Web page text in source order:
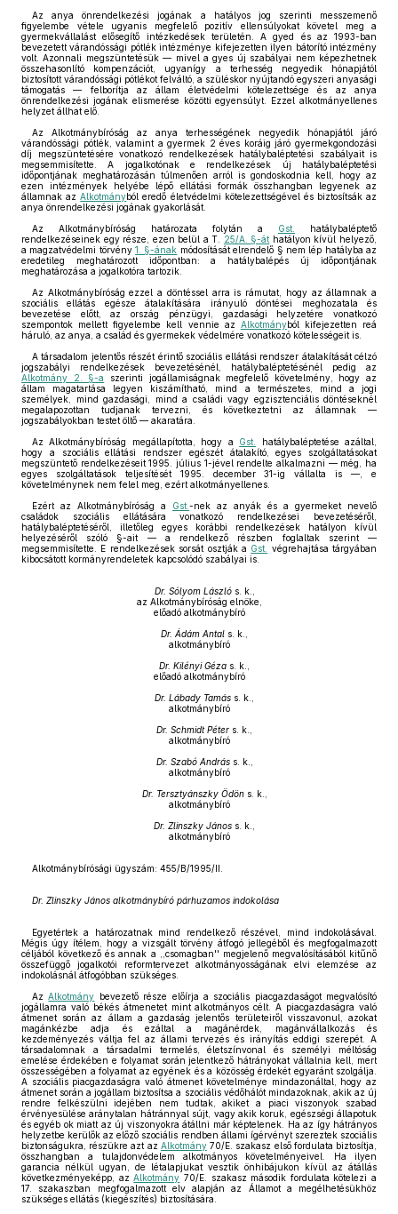
Az anya önrendelkezési jogának a hatályos jog szerinti messzemenő
figyelembe vétele ugyanis megfelelő pozitív ellensúlyokat követel meg a
gyermekvállalást elősegítő intézkedések területén. A gyed és az 1993-ban
bevezetett várandóssági pótlék intézménye kifejezetten ilyen bátorító intézmény
volt. Azonnali megszüntetésük — mivel a gyes új szabályai nem képezhetnek
összehasonlító kompenzációt, ugyanígy a terhesség negyedik hónapjától
biztosított várandóssági pótlékot felváltó, a szüléskor nyújtandó egyszeri anyasági
támogatás — felborítja az állam életvédelmi kötelezettsége és az anya
önrendelkezési jogának elismerése közötti egyensúlyt. Ezzel alkotmányellenes
helyzet állhat elő.
Az Alkotmánybíróság az anya terhességének negyedik hónapjától járó
várandóssági pótlék, valamint a gyermek 2 éves koráig járó gyermekgondozási
díj megszüntetésére vonatkozó rendelkezések hatálybaléptetési szabályait is
megsemmisítette. A jogalkotónak e rendelkezések új hatálybaléptetési
időpontjának meghatározásán túlmenően arról is gondoskodnia kell, hogy az
ezen intézmények helyébe lépő ellátási formák összhangban legyenek az
államnak azAlkotmányból eredő életvédelmi kötelezettségével és biztosítsák az
anya önrendelkezési jogának gyakorlását.
Az Alkotmánybíróság határozata folytán a Gst.
hatálybaléptető
rendelkezéseinek egy része, ezen belül a T. 25/A. §-át hatályon kívül helyező,
a magzatvédelmi törvény1. §-ának módosítását elrendelő § nem lép hatályba az
eredetileg meghatározott időpontban: a hatálybalépés új időpontjának
meghatározása a jogalkotóra tartozik.
Az Alkotmánybíróság ezzel a döntéssel arra is rámutat, hogy az államnak a
szociális ellátás egésze átalakítására irányuló döntései meghozatala és
bevezetése előtt, az ország pénzügyi, gazdasági helyzetére vonatkozó
szempontok mellett figyelembe kell vennie az Alkotmányból kifejezetten reá
háruló, az anya, a család és gyermekek védelmére vonatkozó kötelességeit is.
A társadalom jelentős részét érintő szociális ellátási rendszer átalakítását célzó
jogszabályi rendelkezések bevezetésénél, hatálybaléptetésénél pedig az
Alkotmány 2. §-a
szerinti jogállamiságnak megfelelő követelmény, hogy az
állam magatartása legyen kiszámítható, mind a természetes, mind a jogi
személyek, mind gazdasági, mind a családi vagy egzisztenciális döntéseknél
megalapozottan tudjanak tervezni, és következtetni az államnak —
jogszabályokban testet öltő — akaratára.
Az Alkotmánybíróság megállapította, hogy a Gst.
hatálybaléptetése azáltal,
hogy a szociális ellátási rendszer egészét átalakító, egyes szolgáltatásokat
megszüntető rendelkezéseit 1995. július 1-jével rendelte alkalmazni — még, ha
egyes szolgáltatások teljesítését 1995. december 31-ig vállalta is —, e
követelménynek nem felel meg, ezért alkotmányellenes.
Ezért az Alkotmánybíróság a Gst. -nek az anyák és a gyermeket nevelő
családok szociális ellátására vonatkozó rendelkezései bevezetéséről,
hatálybaléptetéséről, illetőleg egyes korábbi rendelkezések hatályon kívül
helyezéséről szóló §-ait — a rendelkező részben foglaltak szerint —
megsemmisítette. E rendelkezések sorsát osztják a Gst.
végrehajtása tárgyában
kibocsátott kormányrendeletek kapcsolódó szabályai is.
Dr. Sólyom Lászlós. k.,
az Alkotmánybíróság elnöke,
előadó alkotmánybíró
Dr. Ádám Antal s. k.,
alkotmánybíró
Dr. Kilényi Géza s. k.,
előadó alkotmánybíró
Dr. Lábady Tamás s. k.,
alkotmánybíró
Dr. Schmidt Péter s. k.,
alkotmánybíró
Dr. Szabó Andráss. k.,
alkotmánybíró
Dr. Tersztyánszky Ödöns. k.,
alkotmánybíró
Dr. Zlinszky János s. k.,
alkotmánybíró
Alkotmánybírósági ügyszám: 455/B/1995/II.
Dr. Zlinszky János alkotmánybíró párhuzamos indokolása
Egyetértek a határozatnak mind rendelkező részével, mind indokolásával.
Mégis úgy ítélem, hogy a vizsgált törvény átfogó jellegéből és megfogalmazott
céljából következő és annak a ,,csomagban'' megjelenő megvalósításából kitűnő
összefüggő jogalkotói reformtervezet alkotmányosságának elvi elemzése az
indokolásnál átfogóbban szükséges.
AzAlkotmány bevezető része előírja a szociális piacgazdaságot megvalósító
jogállamra való békés átmenetet mint alkotmányos célt. A piacgazdaságra való
átmenet során az állam a gazdaság jelentős területeiről visszavonul, azokat
magánkézbe adja és ezáltal a magánérdek, magánvállalkozás és
kezdeményezés váltja fel az állami tervezés és irányítás eddigi szerepét. A
társadalomnak a társadalmi termelés, életszínvonal és személyi méltóság
emelése érdekében e folyamat során jelentkező hátrányokat vállalnia kell, mert
összességében a folyamat az egyének és a közösség érdekét egyaránt szolgálja.
A szociális piacgazdaságra való átmenet követelménye mindazonáltal, hogy az
átmenet során a jogállam biztosítsa a szociális védőhálót mindazoknak, akik az új
rendre felkészülni idejében nem tudtak, akiket a piaci viszonyok szabad
érvényesülése aránytalan hátránnyal sújt, vagy akik koruk, egészségi állapotuk
és egyéb ok miatt az új viszonyokra átállni már képtelenek. Ha az így hátrányos
helyzetbe kerülők az előző szociális rendben állami ígérvényt szereztek szociális
biztonságukra, részükre azt az Alkotmány70/E. szakasz első fordulata biztosítja,
összhangban a tulajdonvédelem alkotmányos követelményeivel. Ha ilyen
garancia nélkül ugyan, de létalapjukat vesztik önhibájukon kívül az átállás
következményeképp, azAlkotmány 70/E. szakasz második fordulata kötelezi a
17. szakaszban megfogalmazott elv alapján az Államot a megélhetésükhöz
szükséges ellátás (kiegészítés) biztosítására.